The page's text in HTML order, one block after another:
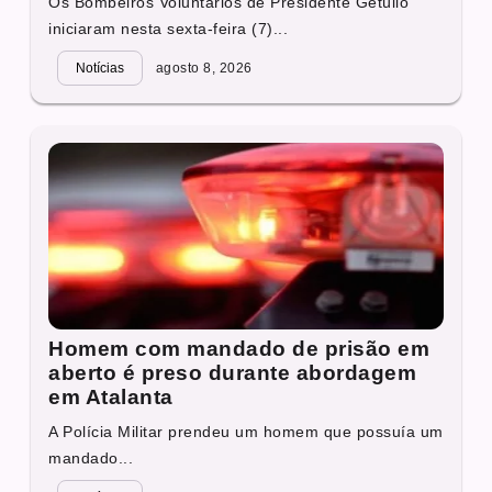
iniciaram nesta sexta-feira (7)...
Notícias agosto 8, 2026
Homem com mandado de prisão em
aberto é preso durante abordagem
em Atalanta
A Polícia Militar prendeu um homem que possuía um
mandado...